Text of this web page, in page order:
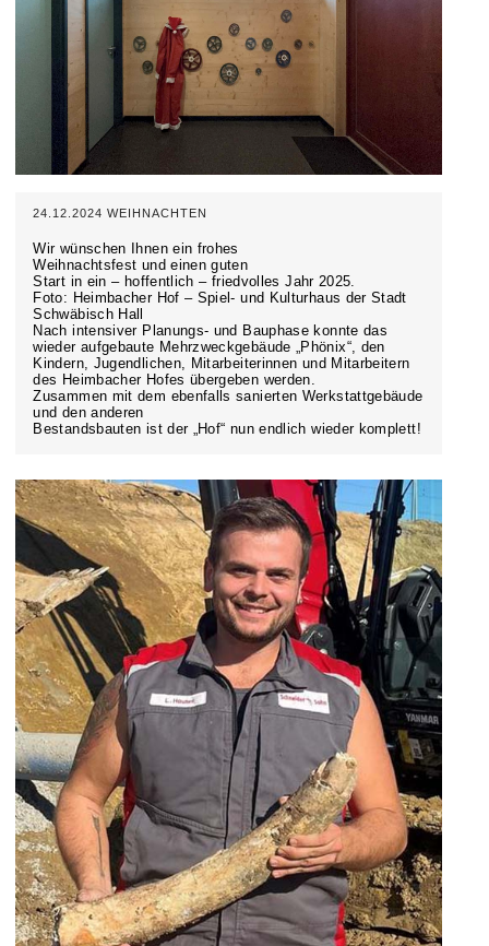
24.12.2024 WEIHNACHTEN
Wir wünschen Ihnen ein frohes
Weihnachtsfest und einen guten
Start in ein – hoffentlich – friedvolles Jahr 2025.
Foto: Heimbacher Hof – Spiel- und Kulturhaus der Stadt
Schwäbisch Hall
Nach intensiver Planungs- und Bauphase konnte das
wieder aufgebaute Mehrzweckgebäude „Phönix“, den
Kindern, Jugendlichen, Mitarbeiterinnen und Mitarbeitern
des Heimbacher Hofes übergeben werden.
Zusammen mit dem ebenfalls sanierten Werkstattgebäude
und den anderen
Bestandsbauten ist der „Hof“ nun endlich wieder komplett!